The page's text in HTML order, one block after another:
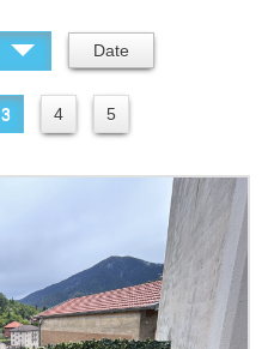
Date
3 4 5